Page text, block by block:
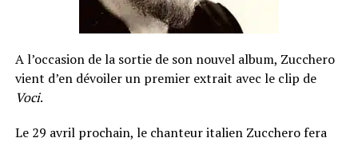
A l’occasion de la sortie de son nouvel album, Zucchero
vient d’en dévoiler un premier extrait avec le clip de
Voci.
Le 29 avril prochain, le chanteur italien Zucchero fera